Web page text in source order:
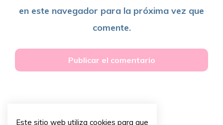
en este navegador para la próxima vez que
comente.
Este sitio web utiliza cookies para que